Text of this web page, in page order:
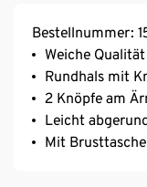
Bestellnummer:
Weiche
Rundhals mit
2 Knöpfe am
Leicht
Mit Brusttasche